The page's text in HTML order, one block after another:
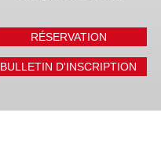
RÉSERVATION
BULLETIN D'INSCRIPTION